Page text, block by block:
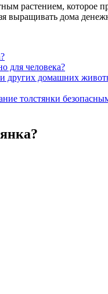
растением, которое
выращивать дома
для человека?
других домашних
толстянки